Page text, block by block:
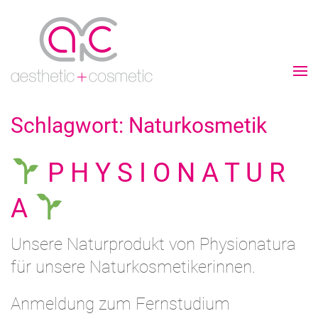
Schlagwort: Naturkosmetik
P H Y S I O N A T U R
A
Unsere Naturprodukt von Physionatura
für unsere Naturkosmetikerinnen.
Anmeldung zum Fernstudium